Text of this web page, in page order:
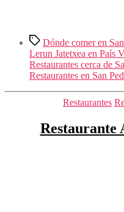
Etiquetas
Dónde comer en
Lerun Jatetxea en País
Restaurantes cerca de
Restaurantes en San
Restaurantes
Restaurante